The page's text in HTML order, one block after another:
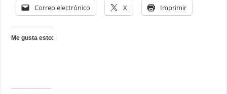
Correo electrónico X Imprimir
Me gusta esto: